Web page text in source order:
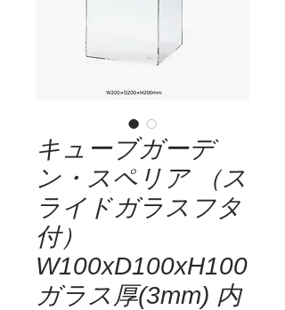
キューブガーデ
ン・スペリア （ス
ライドガラスフタ
付）
W100xD100xH100
ガラス厚(3mm) 内